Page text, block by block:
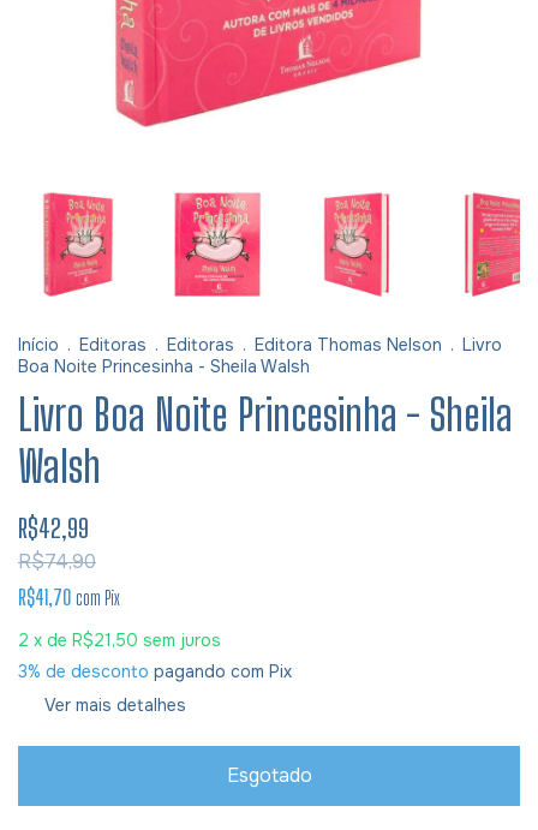
Início . Editoras . Editoras . Editora Thomas Nelson . Livro
Boa Noite Princesinha - Sheila Walsh
Livro Boa Noite Princesinha - Sheila
Walsh
R$42,99
R$74,90
R$41,70 com Pix
2 x de R$21,50 sem juros
3% de desconto pagando com Pix
Ver mais detalhes